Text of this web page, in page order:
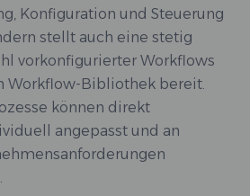
Konfiguration und Steuerung
stellt auch eine stetig
vorkonfigurierter Workflows
Workflow-Bibliothek bereit.
können direkt
angepasst und an